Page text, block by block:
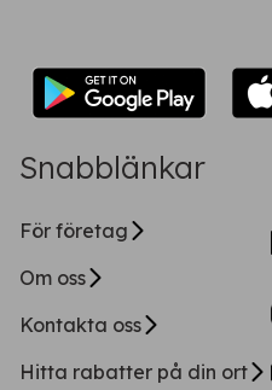
Snabblänkar
För företag
Om oss
Kontakta oss
Hitta rabatter på din ort